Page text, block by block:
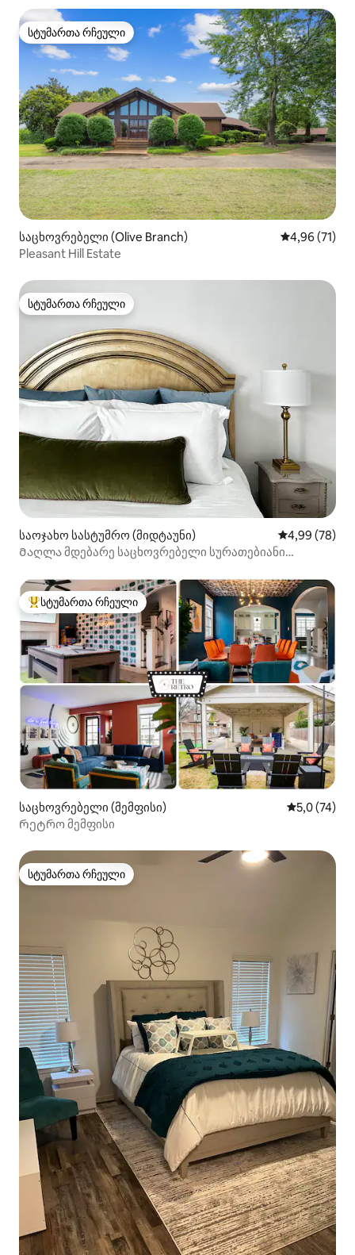
სტუმართა რჩეული
სტუმართა რჩეული
საცხოვრებელი (Olive Branch) საშუალო
4,96 (71)
Pleasant Hill Estate
სტუმართა რჩეული
სტუმართა რჩეული
საოჯახო სასტუმრო (მიდტაუნი) საშუალო
4,99 (78)
Მაღლა მდებარე საცხოვრებელი სურათებიანი
სტუმართა რჩეული მოწინავე ვარიანტი
სტუმართა რჩეული
საცხოვრებელი (მემფისი) საშუალო
5,0 (74)
Რეტრო მემფისი
სტუმართა რჩეული
სტუმართა რჩეული